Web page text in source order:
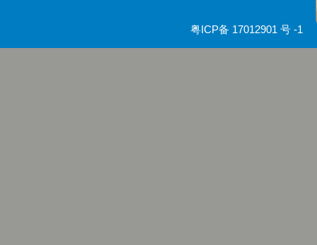
粤ICP备 17012901 号 -1